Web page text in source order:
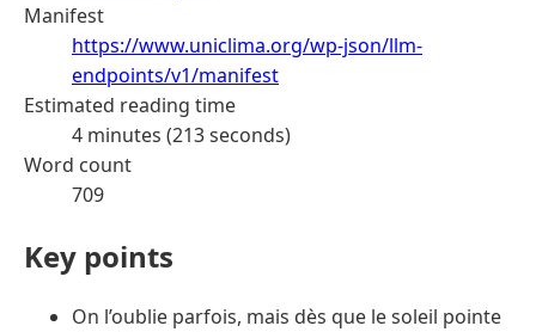
Manifest
https://www.uniclima.org/wp-json/llm-
endpoints/v1/manifest
Estimated reading time
4 minutes (213 seconds)
Word count
709
Key points
On l’oublie parfois, mais dès que le soleil pointe